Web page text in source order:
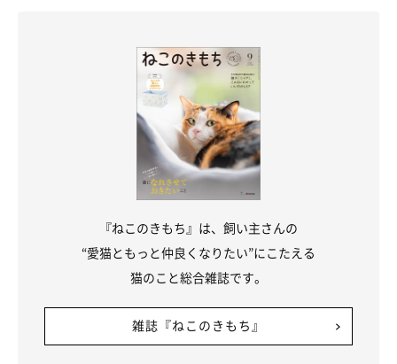
『ねこのきもち』は、飼い主さんの
“愛猫ともっと仲良くなりたい”にこたえる
猫のこと総合雑誌です。
雑誌『ねこのきもち』